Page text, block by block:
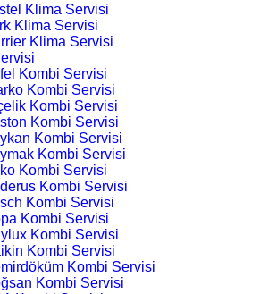
Klima Servisi
Klima Servisi
Klima Servisi
Kombi Servisi
Kombi Servisi
Kombi Servisi
Kombi Servisi
Kombi Servisi
Kombi Servisi
Kombi Servisi
Kombi Servisi
Kombi Servisi
Kombi Servisi
Kombi Servisi
Kombi Servisi
Kombi Servisi
Kombi Servisi